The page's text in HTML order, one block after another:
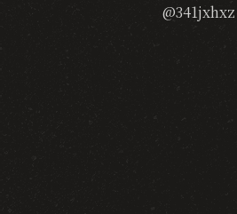
@341jxhxz